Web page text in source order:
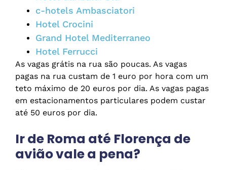
c-hotels Ambasciatori
Hotel Crocini
Grand Hotel Mediterraneo
Hotel Ferrucci
As vagas grátis na rua são poucas. As vagas
pagas na rua custam de 1 euro por hora com um
teto máximo de 20 euros por dia. As vagas pagas
em estacionamentos particulares podem custar
até 50 euros por dia.
Ir de Roma até Florença de
avião vale a pena?